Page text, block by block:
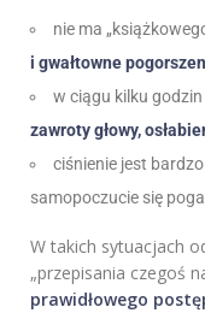
nie ma
i gwałtowne
w ciągu kilku
zawroty głowy,
ciśnienie jest
samopoczucie się
W takich sytuacjach
„przepisania czegoś
prawidłowego